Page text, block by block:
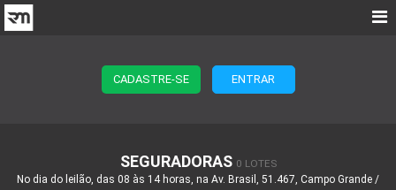
CADASTRE-SE ENTRAR
SEGURADORAS 0 LOTES
No dia do leilão, das 08 às 14 horas, na Av. Brasil, 51.467, Campo Grande /